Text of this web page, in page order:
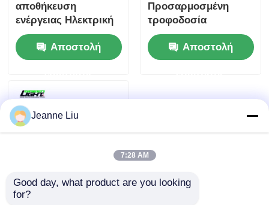
αποθήκευση
ενέργειας Ηλεκτρική
τροφοδοσία OEM
Custom 500W 600W
4KG ελαφρύ φορητό
ενέργειας
Αποστολή
Προσαρμοσμένη
τροφοδοσία
φορητών σταθμών,
4Kg ελαφρύ βάρος
500w Ασφάλεια
Αποστολή
Jeanne Liu
7:28 AM
Good day, what product are you looking
for?